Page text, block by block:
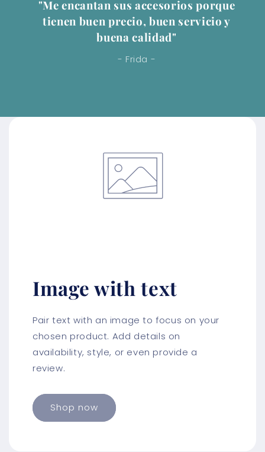
"Me encantan sus accesorios porque
tienen buen precio, buen servicio y
buena calidad"
- Frida -
Image with text
Pair text with an image to focus on your
chosen product. Add details on
availability, style, or even provide a
review.
Shop now